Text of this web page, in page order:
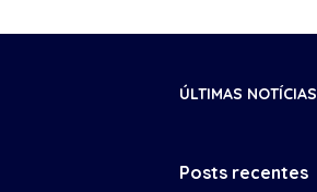
ÚLTIMAS NOTÍCIAS
Posts recentes